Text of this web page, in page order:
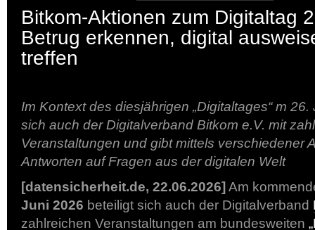
Bitkom-Aktionen zum Digitaltag
Betrug erkennen, digital
treffen
Im Kontext des diesjährigen „Digitaltages“ m
sich auch der Digitalverband Bitkom e.V. mit
Veranstaltungen und gibt mittels verschiedener
Antworten auf Fragen aus der digitalen Welt
[datensicherheit.de, 22.06.2026] Am
Juni 2026 beteiligt sich auch der Digitalverband
zahlreichen Veranstaltungen am bundesweiten